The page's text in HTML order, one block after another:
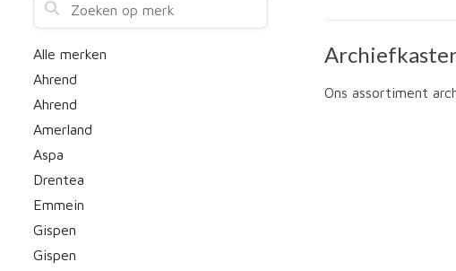
Alle merken
Ahrend
Ahrend
Amerland
Aspa
Drentea
Emmein
Gispen
Gispen
Ons assortiment